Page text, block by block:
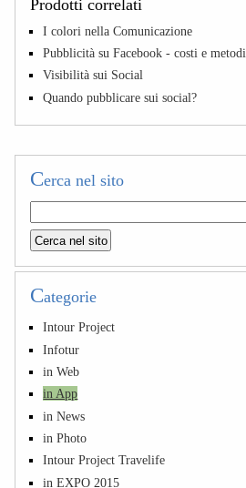
Prodotti correlati
I colori nella Comunicazione
Pubblicità su Facebook - costi e metodi
Visibilità sui Social
Quando pubblicare sui social?
Cerca nel sito
Categorie
Intour Project
Infotur
in Web
in App
in News
in Photo
Intour Project Travelife
in EXPO 2015